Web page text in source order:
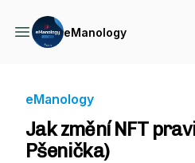
eManology
eManology
Jak změní NFT
Pšenička)